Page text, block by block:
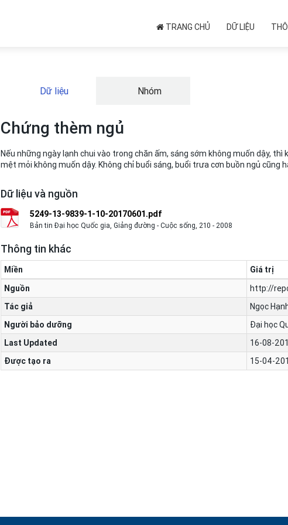
TRANG CHỦ DỮ LIỆU
Dữ liệu Nhóm
Chứng thèm ngủ
Nếu những ngày lạnh chui vào trong chăn ấm, sáng sớm không muốn dậy,
mệt mỏi không muốn dậy. Không chỉ buổi sáng, buổi trưa cơn buồn ngủ cũng
Dữ liệu và nguồn
5249-13-9839-1-10-20170601.pdf
Bản tin Đại học Quốc gia, Giảng đường - Cuộc sống, 210 - 2008
Thông tin khác
Miền
Giá trị
Nguồn
http://
Tác giả
Ngọc
Người bảo dưỡng
Đại học
Last Updated
16-08-
Được tạo ra
15-04-